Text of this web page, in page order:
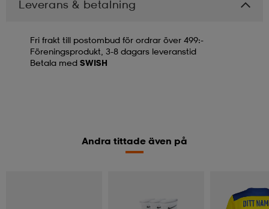
Leverans & betalning
Fri frakt till postombud för ordrar över 499:-
Föreningsprodukt, 3-8 dagars leveranstid
Betala med SWISH
Andra tittade även på